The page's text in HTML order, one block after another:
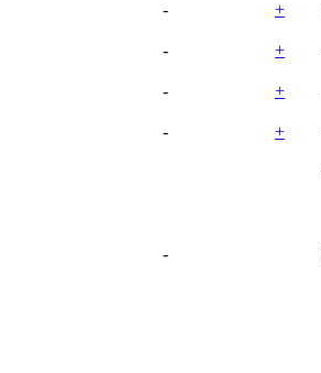
- +
- +
- +
- +
-